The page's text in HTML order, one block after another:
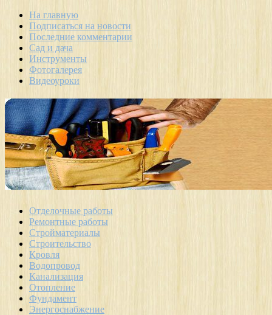
На главную
Подписаться на новости
Последние комментарии
Сад и дача
Инструменты
Фотогалерея
Видеоуроки
Отделочные работы
Ремонтные работы
Стройматериалы
Строительство
Кровля
Водопровод
Канализация
Отопление
Фундамент
Энергоснабжение